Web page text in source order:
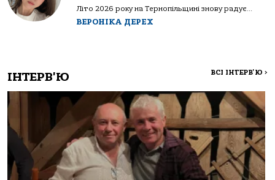
Літо 2026 року на Тернопільщині знову радує...
ВЕРОНІКА ДЕРЕХ
ІНТЕРВ'Ю ВСІ ІНТЕРВ'Ю >